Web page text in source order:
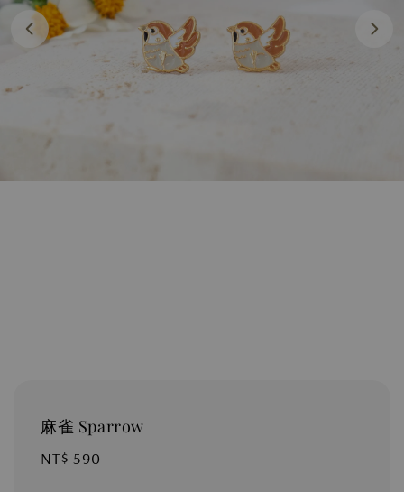
麻雀 Sparrow
Regular
NT$ 590